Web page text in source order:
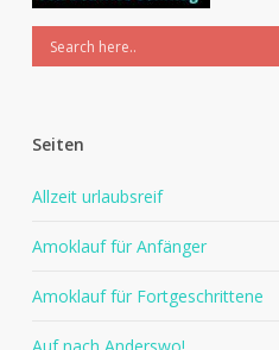
Seiten
Allzeit urlaubsreif
Amoklauf für Anfänger
Amoklauf für Fortgeschrittene